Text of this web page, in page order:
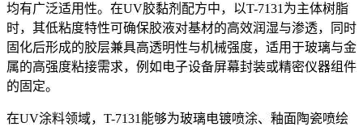
均有广泛适用性。在UV胶黏剂配方中，以T-7131 为主体树脂
时，其低粘度特性可确保胶液对基材的高效润湿与渗透，同时
固化后形成的胶层兼具高透明性与机械强度，适用于玻璃与金
属的高强度粘接需求，例如电子设备屏幕封装或精密仪器组件
的固定。
在UV涂料领域， T-7131 能够为玻璃电镀喷涂、釉面陶瓷喷绘